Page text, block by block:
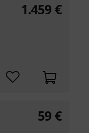
1.459 €
59 €